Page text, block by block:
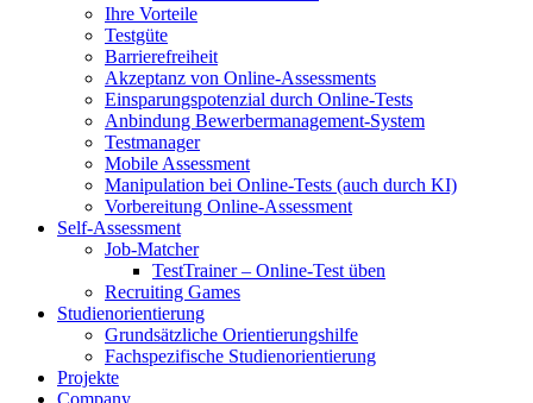
Ihre Vorteile
Testgüte
Barrierefreiheit
Akzeptanz von Online-Assessments
Einsparungspotenzial durch Online-Tests
Anbindung Bewerbermanagement-System
Testmanager
Mobile Assessment
Manipulation bei Online-Tests (auch durch KI)
Vorbereitung Online-Assessment
Self-Assessment
Job-Matcher
TestTrainer – Online-Test üben
Recruiting Games
Studienorientierung
Grundsätzliche Orientierungshilfe
Fachspezifische Studienorientierung
Projekte
Company